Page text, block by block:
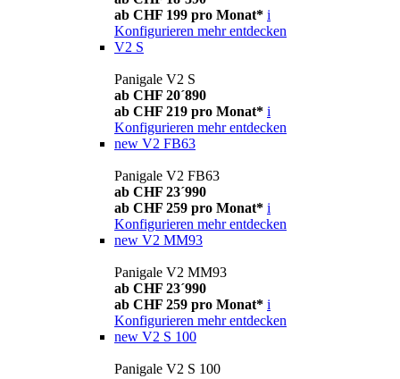
ab CHF 199 pro Monat* i
Konfigurieren mehr entdecken
V2 S
Panigale V2 S
ab CHF 20´890
ab CHF 219 pro Monat* i
Konfigurieren mehr entdecken
new V2 FB63
Panigale V2 FB63
ab CHF 23´990
ab CHF 259 pro Monat* i
Konfigurieren mehr entdecken
new V2 MM93
Panigale V2 MM93
ab CHF 23´990
ab CHF 259 pro Monat* i
Konfigurieren mehr entdecken
new V2 S 100
Panigale V2 S 100